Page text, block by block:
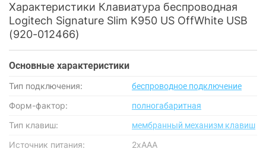
Характеристики Клавиатура беспроводная
Logitech Signature Slim K950 US OffWhite USB
(920-012466)
Основные характеристики
Тип подключения: беспроводное подключение
Форм-фактор: полногабаритная
Тип клавиш: мембранный механизм клавиш
Источник питания:
2хААА